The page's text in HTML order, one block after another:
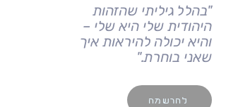
"בהלל גיליתי שהזהות
היהודית שלי היא שלי –
והיא יכולה להיראות איך
שאני בוחרת."
להרשמה